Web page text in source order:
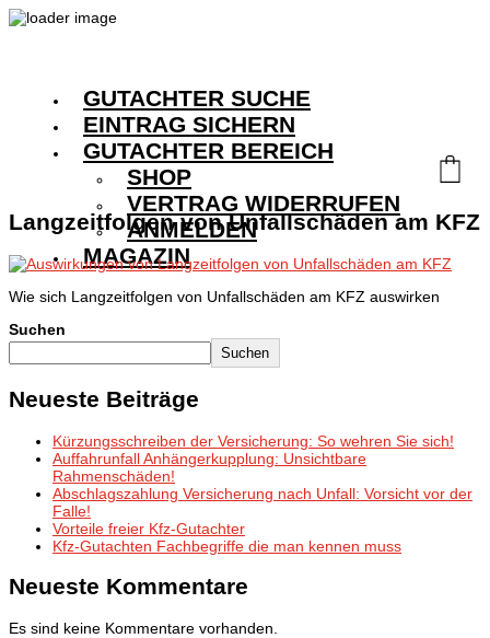
GUTACHTER SUCHE
EINTRAG SICHERN
GUTACHTER BEREICH
SHOP
VERTRAG WIDERRUFEN
ANMELDEN
MAGAZIN
Langzeitfolgen von Unfallschäden am KFZ
Wie sich Langzeitfolgen von Unfallschäden am KFZ auswirken
Suchen
Suchen
Neueste Beiträge
Kürzungsschreiben der Versicherung: So wehren Sie sich!
Auffahrunfall Anhängerkupplung: Unsichtbare
Rahmenschäden!
Abschlagszahlung Versicherung nach Unfall: Vorsicht vor der
Falle!
Vorteile freier Kfz-Gutachter
Kfz-Gutachten Fachbegriffe die man kennen muss
Neueste Kommentare
Es sind keine Kommentare vorhanden.